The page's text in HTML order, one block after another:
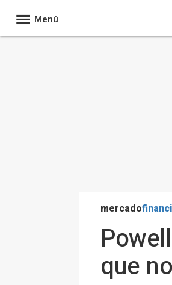
Menú
mercado
que